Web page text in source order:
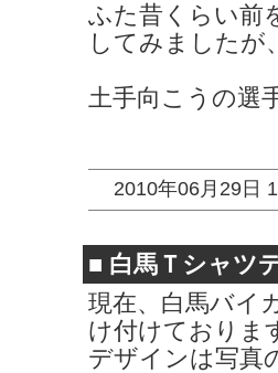
ふた昔くらい前
してみましたが
土手向こうの選
2010年06月29日
■ 白馬Ｔシャツ
現在、白馬バイ
け付けておりま
デザインは写真